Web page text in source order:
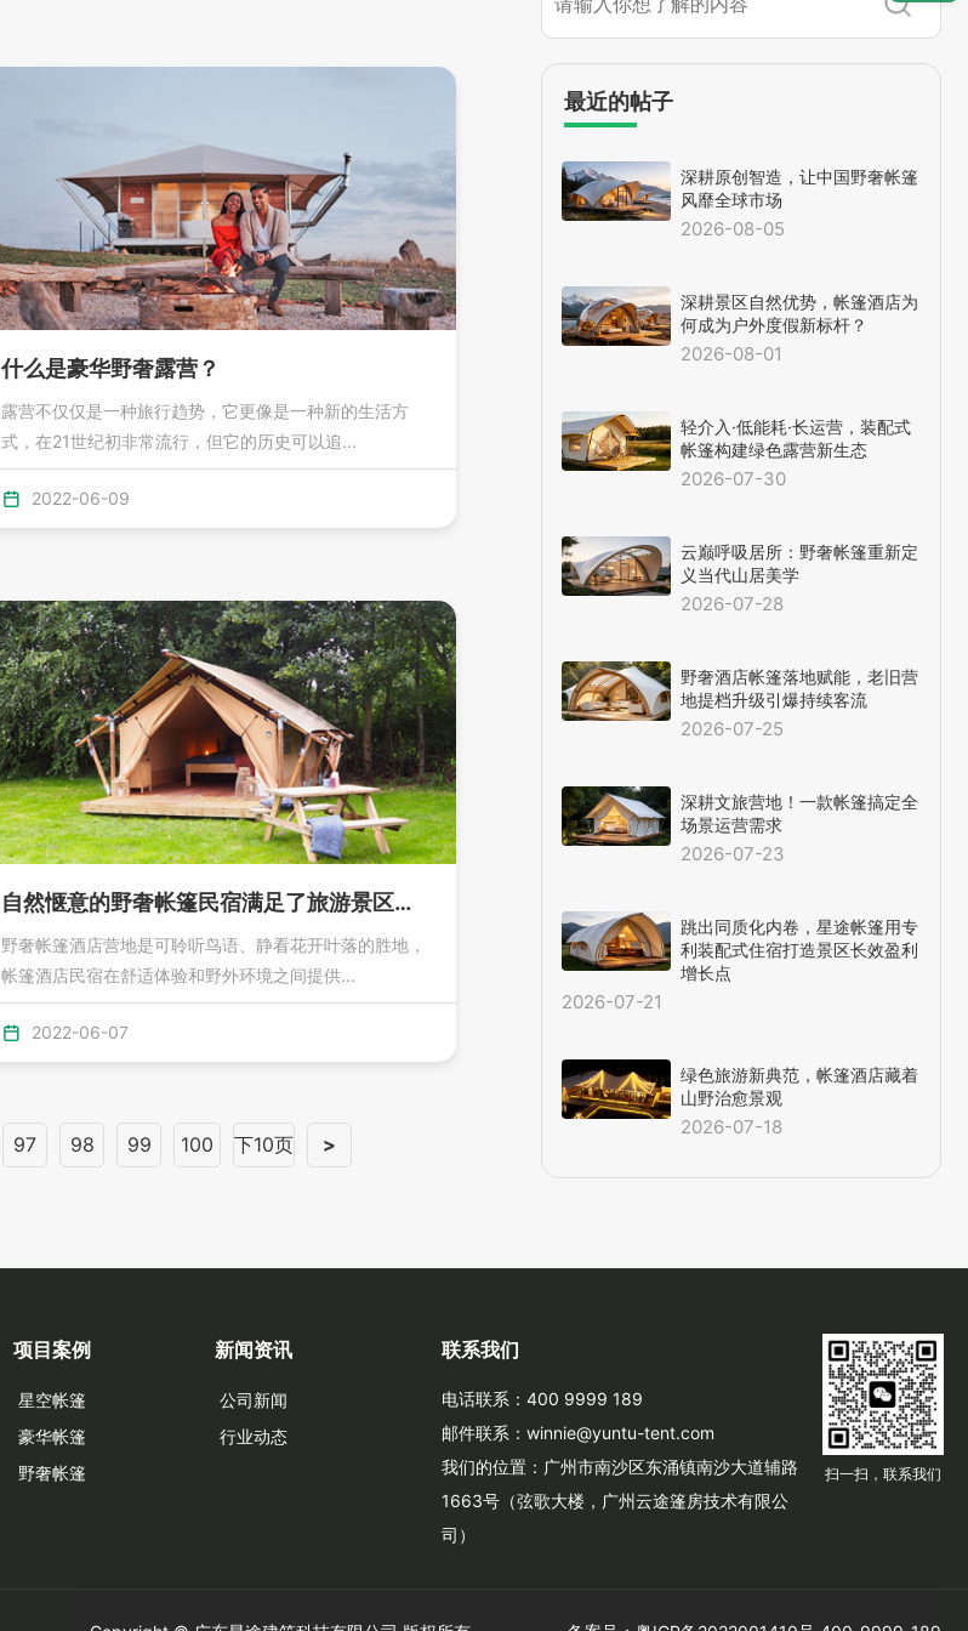
最近的帖子
深耕原创智造，让中国野奢帐篷
风靡全球市场
2026-08-05
深耕景区自然优势，帐篷酒店为
何成为户外度假新标杆？
2026-08-01
轻介入·低能耗·长运营，装配式
帐篷构建绿色露营新生态
2026-07-30
云巅呼吸居所：野奢帐篷重新定
义当代山居美学
2026-07-28
野奢酒店帐篷落地赋能，老旧营
地提档升级引爆持续客流
2026-07-25
深耕文旅营地！一款帐篷搞定全
场景运营需求
2026-07-23
跳出同质化内卷，星途帐篷用专
利装配式住宿打造景区长效盈利
增长点
2026-07-21
绿色旅游新典范，帐篷酒店藏着
山野治愈景观
2026-07-18
什么是豪华野奢露营？
露营不仅仅是一种旅行趋势，它更像是一种新的生活方
式，在21世纪初非常流行，但它的历史可以追...
2022-06-09
自然惬意的野奢帐篷民宿满足了旅游景区哪些需求？
野奢帐篷酒店营地是可聆听鸟语、静看花开叶落的胜地，
帐篷酒店民宿在舒适体验和野外环境之间提供...
2022-06-07
97 98 99 100 下10页 >
项目案例
星空帐篷
豪华帐篷
野奢帐篷
新闻资讯
公司新闻
行业动态
联系我们
电话联系：400 9999 189
邮件联系：winnie@yuntu-tent.com
我们的位置：广州市南沙区东涌镇南沙大道辅路
1663号（弦歌大楼，广州云途篷房技术有限公
司）
扫一扫，联系我们